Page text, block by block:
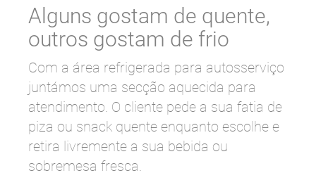
Alguns gostam de quente,
outros gostam de frio
Com a área refrigerada para autosserviço
juntámos uma secção aquecida para
atendimento. O cliente pede a sua fatia de
piza ou snack quente enquanto escolhe e
retira livremente a sua bebida ou
sobremesa fresca.